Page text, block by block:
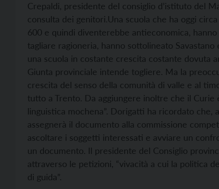
Crepaldi, presidente del consiglio d’istituto del
consulta dei genitori.Una scuola che ha oggi
600 e quindi diventerebbe antieconomica,
tagliare ragioneria, hanno sottolineato
una scuola in costante crescita costante dovuta
Giunta provinciale intende togliere. Ma la
crescita del senso della comunità di valle e al
tutto a Trento. Da aggiungere inoltre che il
linguistica mochena”. Dorigatti ha ricordato che,
assegnerà il documento alla commissione
ascoltare i soggetti interessati e avviare un
un documento. Il presidente del Consiglio
attraverso le petizioni, “vivacità a cui la politica
di guida”.